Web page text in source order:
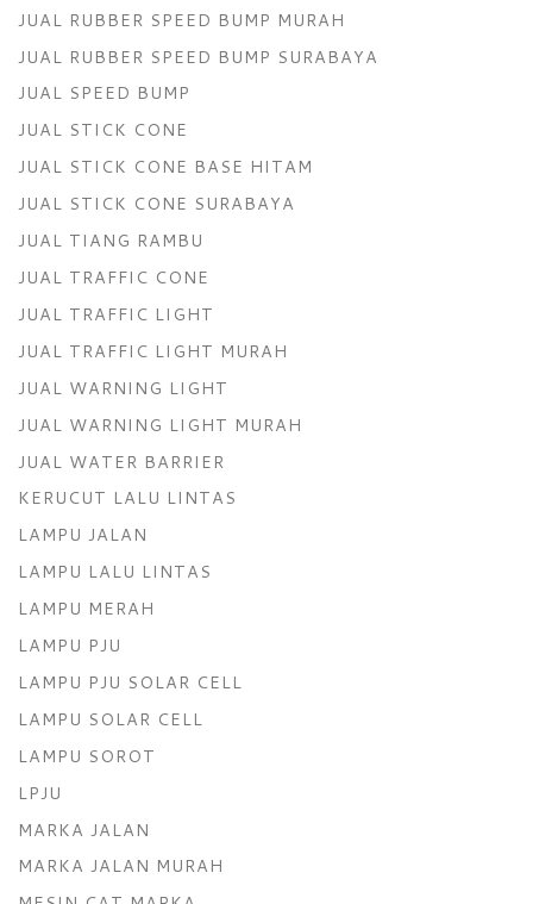
JUAL RUBBER SPEED BUMP MURAH
JUAL RUBBER SPEED BUMP SURABAYA
JUAL SPEED BUMP
JUAL STICK CONE
JUAL STICK CONE BASE HITAM
JUAL STICK CONE SURABAYA
JUAL TIANG RAMBU
JUAL TRAFFIC CONE
JUAL TRAFFIC LIGHT
JUAL TRAFFIC LIGHT MURAH
JUAL WARNING LIGHT
JUAL WARNING LIGHT MURAH
JUAL WATER BARRIER
KERUCUT LALU LINTAS
LAMPU JALAN
LAMPU LALU LINTAS
LAMPU MERAH
LAMPU PJU
LAMPU PJU SOLAR CELL
LAMPU SOLAR CELL
LAMPU SOROT
LPJU
MARKA JALAN
MARKA JALAN MURAH